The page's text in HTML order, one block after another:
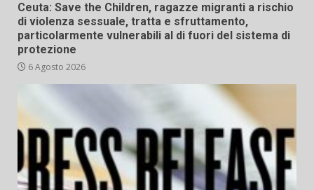
Ceuta: Save the Children, ragazze migranti a rischio
di violenza sessuale, tratta e sfruttamento,
particolarmente vulnerabili al di fuori del sistema di
protezione
6 Agosto 2026